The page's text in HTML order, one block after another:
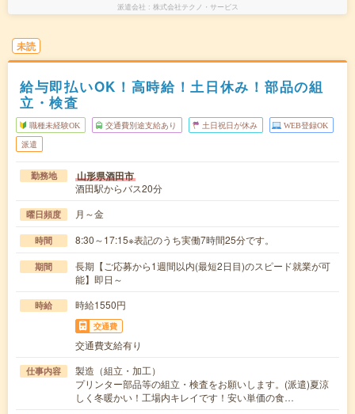
派遣会社 株式会社テクノ・サービス
未読
給与即払いOK！高時給！土日休み！部品の組
立・検査
職種未経験OK 交通費別途支給あり 土日祝日が休み WEB登録OK
派遣
勤務地 山形県酒田市
酒田駅からバス20分
曜日頻度 月～金
時間 8:30～17:15※表記のうち実働7時間25分です。
期間
長期【ご応募から1週間以内(最短2日目)のスピード就業が可
能】即日～
時給 時給1550円
交通費
交通費支給有り
仕事内容
製造（組立・加工）
プリンター部品等の組立・検査をお願いします。(派遣)夏涼
しく冬暖かい！工場内キレイです！安い単価の食…